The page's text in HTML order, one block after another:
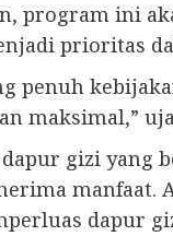
program ini
prioritas
penuh
maksimal,”
dapur gizi
manfaat.
dapur